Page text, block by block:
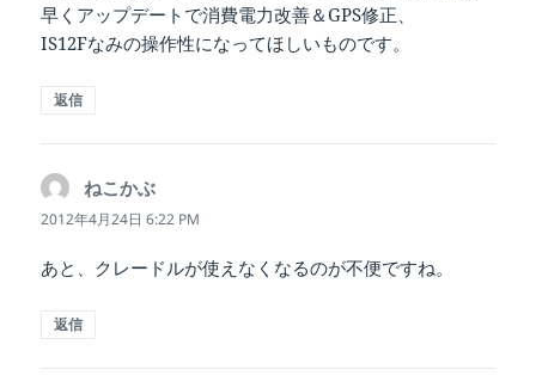
早くアップデートで消費電力改善＆GPS修正、
IS12Fなみの操作性になってほしいものです。
返信
ねこかぶ
り:
2012年4月24日 6:22 PM
あと、クレードルが使えなくなるのが不便ですね。
返信